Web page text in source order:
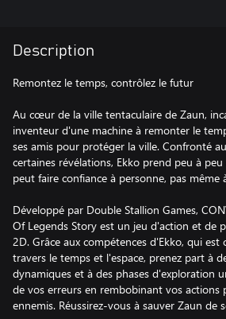
Description
Remontez le temps, contrôlez le futur
Au cœur de la ville tentaculaire de Zaun,
inventeur d'une machine à remonter le
ses amis pour protéger la ville. Confronté
certaines révélations, Ekko prend peu à
peut faire confiance à personne, pas même
Développé par Double Stallion Games,
Of Legends Story est un jeu d'action et de
2D. Grâce aux compétences d'Ekko, qui est
travers le temps et l'espace, prenez part à
dynamiques et à des phases d'exploration
de vos erreurs en rembobinant vos actions
ennemis. Réussirez-vous à sauver Zaun de